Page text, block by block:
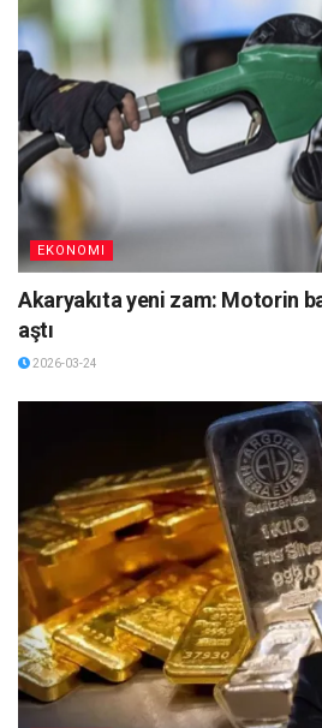
EKONOMI
Akaryakıta yeni zam: Motorin
aştı
2026-03-24